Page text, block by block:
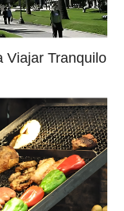
Viajar Tranquilo